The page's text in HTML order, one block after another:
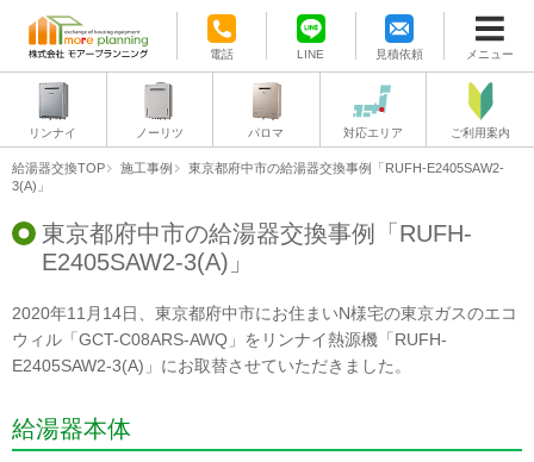
電話 LINE 見積依頼 メニュー
リンナイ ノーリツ パロマ 対応エリア ご利用案内
給湯器交換TOP 施工事例
東京都府中市の給湯器交換事例「RUFH-E2405SAW2-
3(A)」
東京都府中市の給湯器交換事例「RUFH-
E2405SAW2-3(A)」
2020年11月14日、東京都府中市にお住まいN様宅の東京ガスのエコ
ウィル「GCT-C08ARS-AWQ」をリンナイ熱源機「RUFH-
E2405SAW2-3(A)」にお取替させていただきました。
給湯器本体